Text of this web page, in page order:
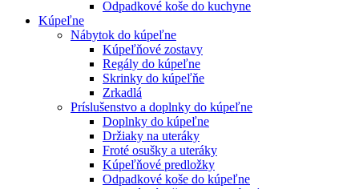
Odpadkové koše do kuchyne
Kúpeľne
Nábytok do kúpeľne
Kúpeľňové zostavy
Regály do kúpeľne
Skrinky do kúpeľňe
Zrkadlá
Príslušenstvo a doplnky do kúpeľne
Doplnky do kúpeľne
Držiaky na uteráky
Froté osušky a uteráky
Kúpeľňové predložky
Odpadkové koše do kúpeľne